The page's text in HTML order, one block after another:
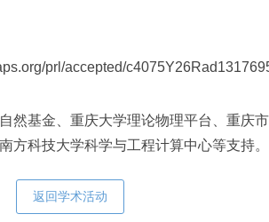
prl/accepted/
然基金、重庆大学理论物理平台、重庆市
方科技大学科学与工程计算中心等支持。
返回学术活动